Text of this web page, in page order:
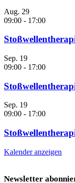
Aug. 29
09:00 - 17:00
Sep. 19
09:00 - 17:00
Sep. 19
09:00 - 17:00
Kalender anzeigen
Newsletter